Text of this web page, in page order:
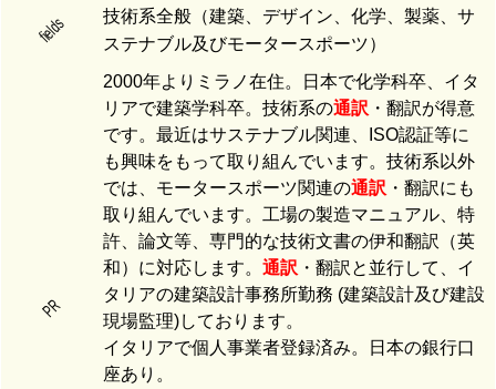
fields
技術系全般（建築、デザイン、化学、製薬、サ
ステナブル及びモータースポーツ）
PR
2000年よりミラノ在住。日本で化学科卒、イタ
リアで建築学科卒。技術系の通訳 ・翻訳が得意
です。最近はサステナブル関連、ISO認証等に
も興味をもって取り組んでいます。技術系以外
では、モータースポーツ関連の通訳 ・翻訳にも
取り組んでいます。工場の製造マニュアル、特
許、論文等、専門的な技術文書の伊和翻訳（英
和）に対応します。 通訳 ・翻訳と並行して、イ
タリアの建築設計事務所勤務 (建築設計及び建設
現場監理)しております。
イタリアで個人事業者登録済み。日本の銀行口
座あり。